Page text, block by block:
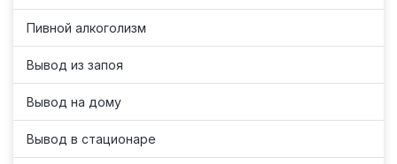
Пивной алкоголизм
Вывод из запоя
Вывод на дому
Вывод в стационаре